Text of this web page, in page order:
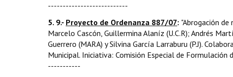
---------------------------
5. 9.- Proyecto de Ordenanza 887/07: "Abrogación
Marcelo Cascón, Guillermina Alaníz (U.C.R); Andrés
Guerrero (MARA) y Silvina García Larraburu (P.J).
Municipal. Iniciativa: Comisión Especial de
-----------